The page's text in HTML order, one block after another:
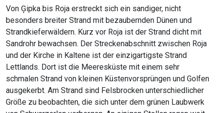
Von Ģipka bis Roja erstreckt sich ein sandiger, nicht
besonders breiter Strand mit bezaubernden Dünen und
Strandkieferwäldern. Kurz vor Roja ist der Strand dicht mit
Sandrohr bewachsen. Der Streckenabschnitt zwischen Roja
und der Kirche in Kaltene ist der einzigartigste Strand
Lettlands. Dort ist die Meeresküste mit einem sehr
schmalen Strand von kleinen Küstenvorsprüngen und Golfen
ausgekerbt. Am Strand sind Felsbrocken unterschiedlicher
Größe zu beobachten, die sich unter dem grünen Laubwerk